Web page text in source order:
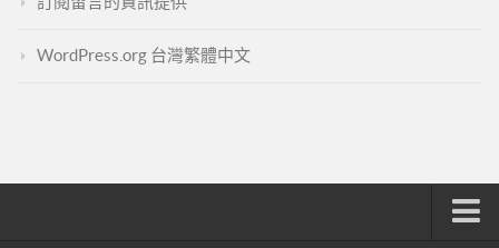
WordPress.org 台灣繁體中文